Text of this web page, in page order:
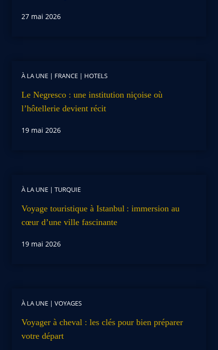
27 mai 2026
À LA UNE | FRANCE | HOTELS
Le Negresco : une institution niçoise où
l’hôtellerie devient récit
19 mai 2026
À LA UNE | TURQUIE
Voyage touristique à Istanbul : immersion au
cœur d’une ville fascinante
19 mai 2026
À LA UNE | VOYAGES
Voyager à cheval : les clés pour bien préparer
votre départ